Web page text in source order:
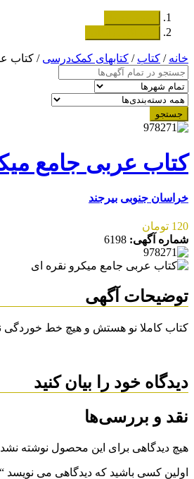
خانه / کتاب / کتابهای کمک‌درسی / کتاب
جستجو
کتاب عربی جامع
خراسان جنوبی بیرجند
120 تومان
شماره آگهی: 6198
توضیحات آگهی
کتاب کاملا نو هستش و هیچ خط خوردگی
دیدگاه خود را بیان کنید
نقد و بررسی‌ها
هیچ دیدگاهی برای این محصول نوشته
اولین کسی باشید که دیدگاهی می